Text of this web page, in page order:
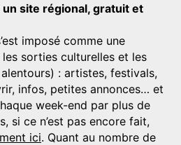
site régional, gratuit et
imposé comme une
sorties culturelles et les
: artistes, festivals,
infos, petites annonces… et
week-end par plus de
si ce n’est pas encore fait,
ici. Quant au nombre de